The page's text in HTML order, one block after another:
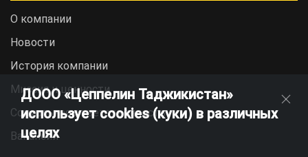
О компании
Новости
История компании
Миссия и ценности
Социальная ответственность
Вакансии
ДООО «Цеппелин Таджикистан»
использует cookies (куки) в различных
целях